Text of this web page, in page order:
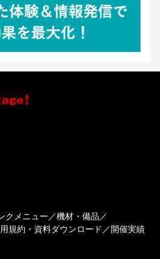
クメニュー
機材・備品
規約・資料ダウンロード 開催実績